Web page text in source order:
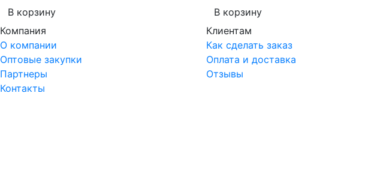
В корзину
В корзину
Компания
О компании
Оптовые закупки
Партнеры
Контакты
Клиентам
Как сделать заказ
Оплата и доставка
Отзывы